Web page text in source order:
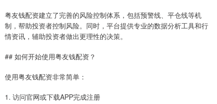
粤友钱配资建立了完善的风险控制体系，包括预警线、平仓线等机
制，帮助投资者控制风险。同时，平台提供专业的数据分析工具和行
情资讯，辅助投资者做出更理性的决策。
## 如何开始使用粤友钱配资？
使用粤友钱配资非常简单：
1. 访问官网或下载APP完成注册